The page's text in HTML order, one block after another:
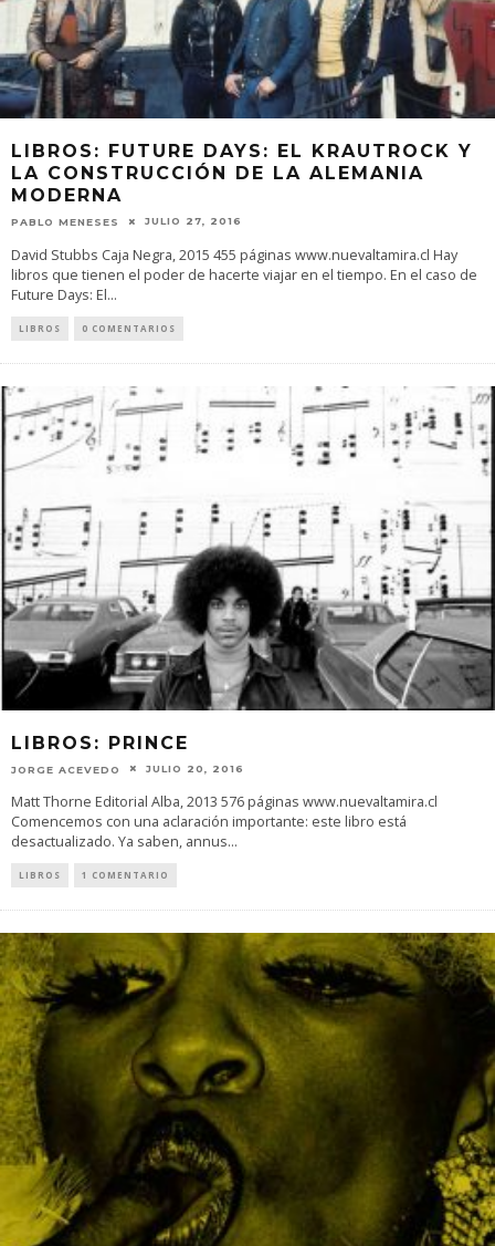
LIBROS: FUTURE DAYS: EL KRAUTROCK Y
LA CONSTRUCCIÓN DE LA ALEMANIA
MODERNA
PABLO MENESES JULIO 27, 2016
David Stubbs Caja Negra, 2015 455 páginas www.nuevaltamira.cl Hay
libros que tienen el poder de hacerte viajar en el tiempo. En el caso de
Future Days: El...
LIBROS 0 COMENTARIOS
LIBROS: PRINCE
JORGE ACEVEDO JULIO 20, 2016
Matt Thorne Editorial Alba, 2013 576 páginas www.nuevaltamira.cl
Comencemos con una aclaración importante: este libro está
desactualizado. Ya saben, annus...
LIBROS 1 COMENTARIO